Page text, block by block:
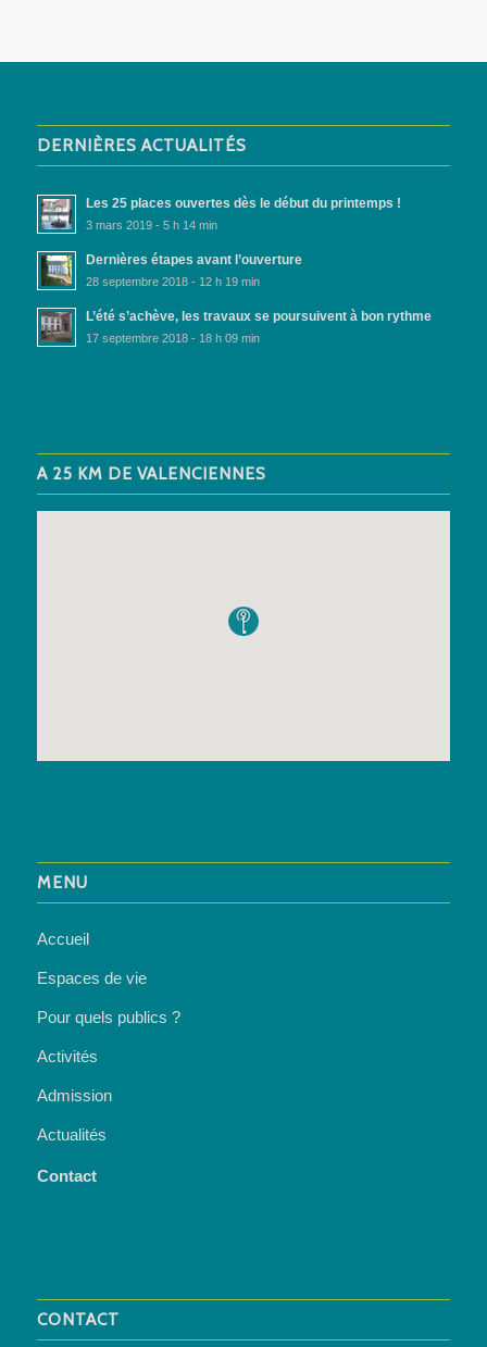
DERNIÈRES ACTUALITÉS
Les 25 places ouvertes dès le début du printemps !
3 mars 2019 - 5 h 14 min
Dernières étapes avant l’ouverture
28 septembre 2018 - 12 h 19 min
L’été s’achève, les travaux se poursuivent à bon rythme
17 septembre 2018 - 18 h 09 min
A 25 KM DE VALENCIENNES
MENU
Accueil
Espaces de vie
Pour quels publics ?
Activités
Admission
Actualités
Contact
CONTACT